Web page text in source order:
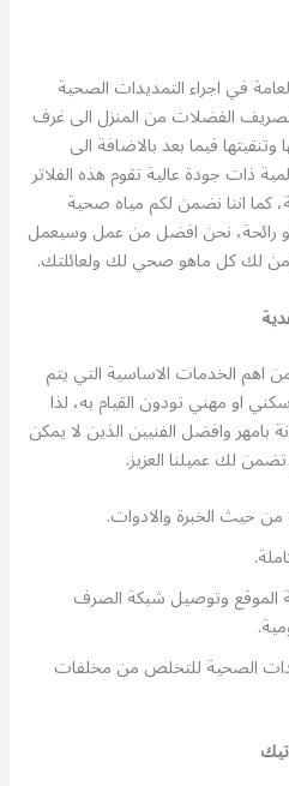
في اجراء التمديدات الصحية
الفضلات من المنزل الى غرف
فيما بعد بالاضافة الى
ذات جودة عالية تقوم هذه الفلاتر
كما اننا نضمن لكم مياه صحية
رائحة، نحن افضل من عمل وسيعمل
لك كل ماهو صحي لك ولعائلتك.
الخدمات الاساسية التي يتم
او مهني تودون القيام به، لذا
بامهر وافضل الفنيين الذين لا يمكن
لك عميلنا العزيز.
حيث الخبرة والادوات.
الموقع وتوصيل شبكة الصرف
الصحية للتخلص من مخلفات